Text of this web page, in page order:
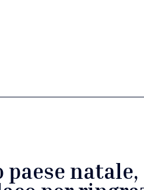
paese